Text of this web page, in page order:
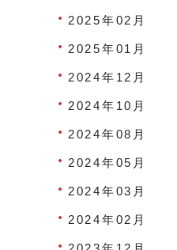
2025年02月
2025年01月
2024年12月
2024年10月
2024年08月
2024年05月
2024年03月
2024年02月